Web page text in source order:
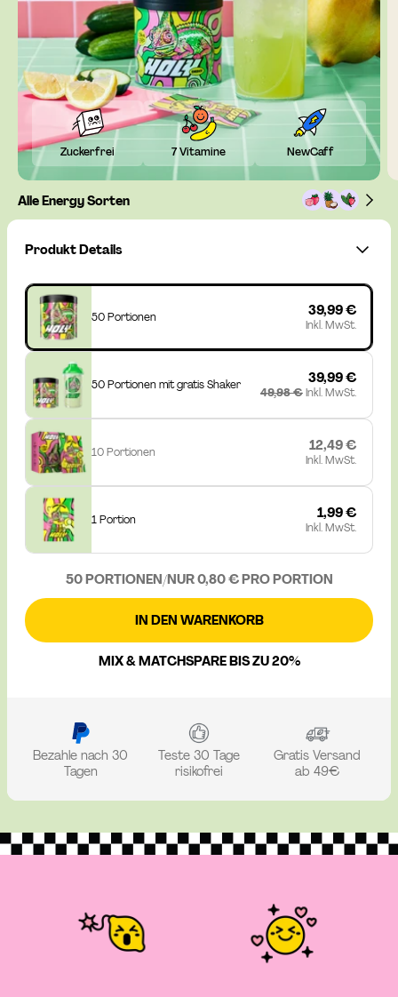
Zuckerfrei 7 Vitamine NewCaff
Alle Energy Sorten
Produkt Details
50 Portionen 39,99 €
Inkl. MwSt.
50 Portionen mit gratis Shaker 39,99 €
49,98 €Inkl. MwSt.
10 Portionen 12,49 €
Inkl. MwSt.
1 Portion 1,99 €
Inkl. MwSt.
50 PORTIONEN/NUR 0,80 € PRO PORTION
IN DEN WARENKORB
MIX & MATCHSPARE BIS ZU 20%
Bezahle nach 30
Tagen
Teste 30 Tage
risikofrei
Gratis Versand
ab 49€